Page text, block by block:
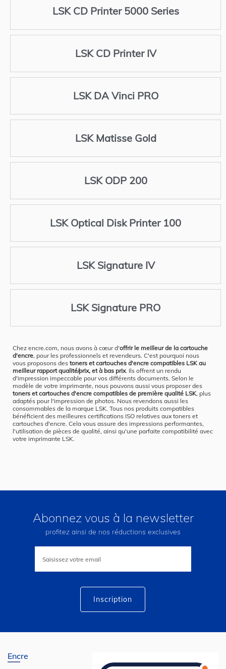
LSK CD Printer 5000 Series
LSK CD Printer IV
LSK DA Vinci PRO
LSK Matisse Gold
LSK ODP 200
LSK Optical Disk Printer 100
LSK Signature IV
LSK Signature PRO
Chez encre.com, nous avons à cœur d'offrir le meilleur de la cartouche
d'encre, pour les professionnels et revendeurs. C'est pourquoi nous
vous proposons des toners et cartouches d'encre compatibles LSK au
meilleur rapport qualité/prix, et à bas prix. Ils offrent un rendu
d'impression impeccable pour vos différents documents. Selon le
modèle de votre imprimante, nous pouvons aussi vous proposer des
toners et cartouches d'encre compatibles de première qualité LSK, plus
adaptés pour l'impression de photos. Nous revendons aussi les
consommables de la marque LSK. Tous nos produits compatibles
bénéficient des meilleures certifications ISO relatives aux toners et
cartouches d'encre. Cela vous assure des impressions performantes,
l'utilisation de pièces de qualité, ainsi qu'une parfaite compatibilité avec
votre imprimante LSK.
Abonnez vous à la newsletter
profitez ainsi de nos réductions exclusives
lettre
Inscription
Encre